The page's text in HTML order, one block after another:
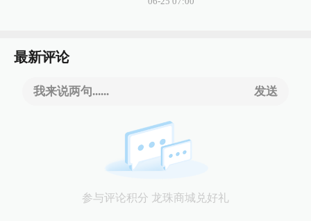
最新评论
我来说两句...... 发送
参与评论积分 龙珠商城兑好礼